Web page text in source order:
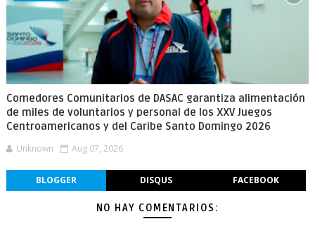
Comedores Comunitarios de DASAC garantiza alimentación
de miles de voluntarios y personal de los XXV Juegos
Centroamericanos y del Caribe Santo Domingo 2026
Unknown Aug 07, 2026
BLOGGER DISQUS FACEBOOK
NO HAY COMENTARIOS: